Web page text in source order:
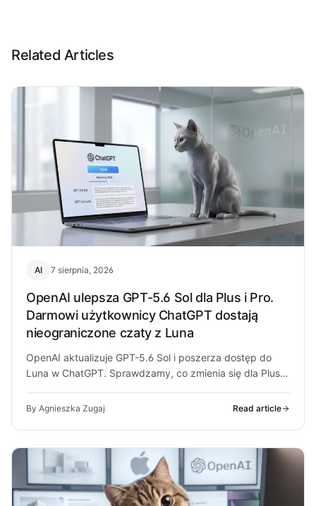
Related Articles
AI 7 sierpnia, 2026
OpenAI ulepsza GPT-5.6 Sol dla Plus i Pro.
Darmowi użytkownicy ChatGPT dostają
nieograniczone czaty z Luna
OpenAI aktualizuje GPT-5.6 Sol i poszerza dostęp do
Luna w ChatGPT. Sprawdzamy, co zmienia się dla Plus,
By Agnieszka Zugaj Read article